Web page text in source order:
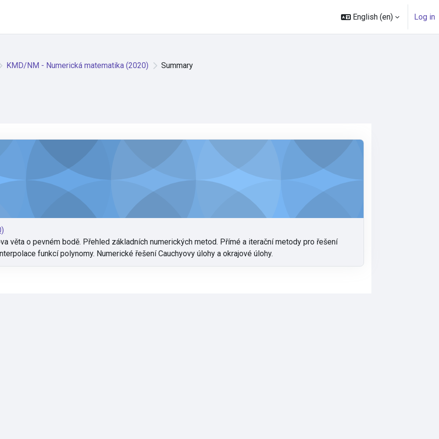
English ‎(en)‎ Log in
KMD/NM - Numerická matematika (2020) Summary
věta o pevném bodě. Přehled základních numerických metod. Přímé a iterační metody pro řešení
funkcí polynomy. Numerické řešení Cauchyovy úlohy a okrajové úlohy.